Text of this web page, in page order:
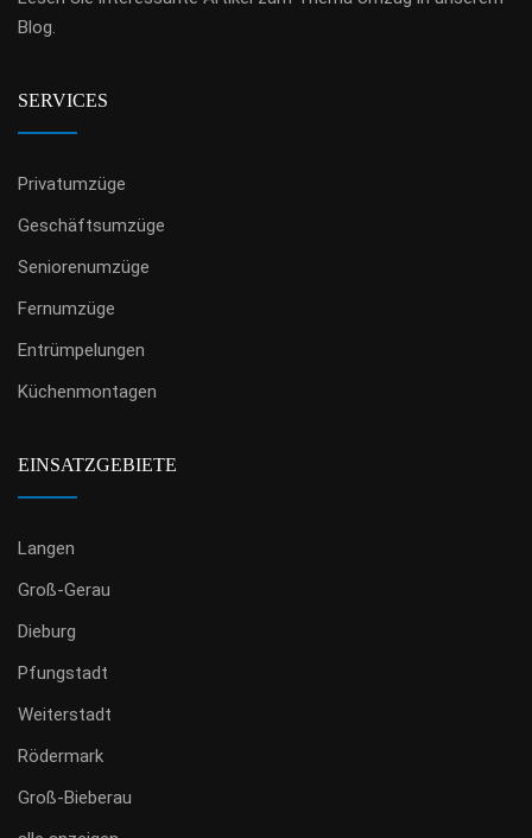
Blog.
SERVICES
Privatumzüge
Geschäftsumzüge
Seniorenumzüge
Fernumzüge
Entrümpelungen
Küchenmontagen
EINSATZGEBIETE
Langen
Groß-Gerau
Dieburg
Pfungstadt
Weiterstadt
Rödermark
Groß-Bieberau